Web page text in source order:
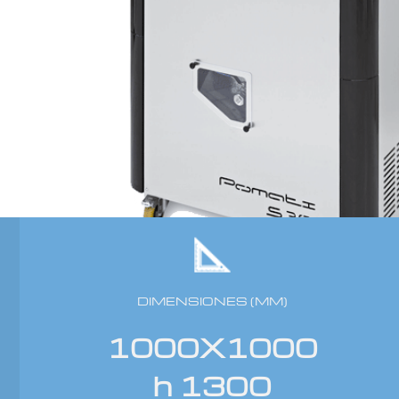
DIMENSIONES (MM)
1000X1000
h 1300